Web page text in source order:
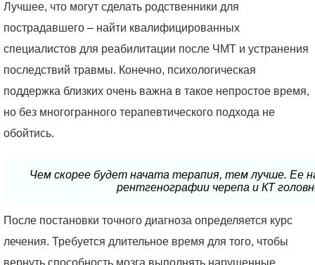
Лучшее, что могут сделать родственники для
пострадавшего – найти квалифицированных
специалистов для реабилитации после ЧМТ и устранения
последствий травмы. Конечно, психологическая
поддержка близких очень важна в такое непростое время,
но без многогранного терапевтического подхода не
обойтись.
Чем скорее будет начата терапия, тем лучше. Ее
рентгенографии черепа и КТ
После постановки точного диагноза определяется курс
лечения. Требуется длительное время для того, чтобы
вернуть способность мозга выполнять нарушенные